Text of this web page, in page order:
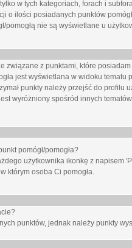
w tych kategoriach, forach i
o ilości posiadanych punktów
pomogłą nie są wyświetlane u
związane z punktami, które
jest wyświetlana w widoku
punkty należy przejść do
wyróżniony spośród innych
pomógł/pomogła?
użytkownika ikonkę z napisem
którym osoba Ci pomogła.
punktów, jednak należy punkty